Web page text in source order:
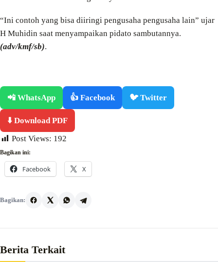
“Ini contoh yang bisa diiringi pengusaha pengusaha lain” ujar
H Muhidin saat menyampaikan pidato sambutannya.
(adv/kmf/sb).
📲 WhatsApp 👍 Facebook 🐦 Twitter
⬇️ Download PDF
Post Views: 192
Bagikan ini:
Facebook X
Bagikan:
Berita Terkait